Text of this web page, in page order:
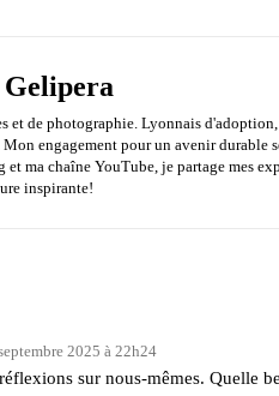
et de photographie. Lyonnais
engagement pour un avenir durable
et ma chaîne YouTube, je partage mes
inspirante!
2025 à 22h24
sur nous-mêmes. Quelle